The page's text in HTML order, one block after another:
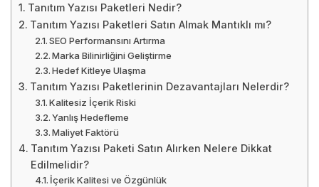
Tanıtım Yazısı Paketleri Nedir?
Tanıtım Yazısı Paketleri Satın Almak Mantıklı mı?
SEO Performansını Artırma
Marka Bilinirliğini Geliştirme
Hedef Kitleye Ulaşma
Tanıtım Yazısı Paketlerinin Dezavantajları Nelerdir?
Kalitesiz İçerik Riski
Yanlış Hedefleme
Maliyet Faktörü
Tanıtım Yazısı Paketi Satın Alırken Nelere Dikkat
Edilmelidir?
İçerik Kalitesi ve Özgünlük